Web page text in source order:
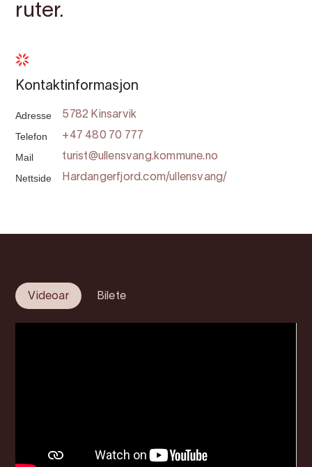
ruter.
Kontaktinformasjon
Adresse 5782 Kinsarvik
Telefon +47 480 70 777
Mail turist@ullensvang.kommune.no
Nettside Hardangerfjord.com/ullensvang/
Videoar Bilete